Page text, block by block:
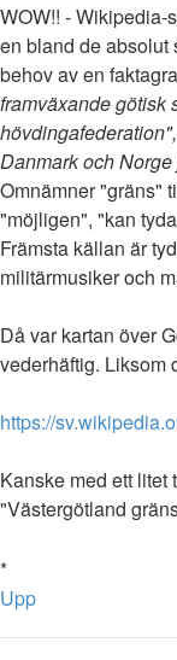
WOW!! - Wikipedia-
en bland de absolut
behov av en
framväxande götisk
Danmark och
Omnämner "gräns"
"möjligen", "kan
Främsta källan är
militärmusiker och
Då var kartan över
vederhäftig. Liksom
https://
Kanske med ett litet
"Västergötland
*
Upp